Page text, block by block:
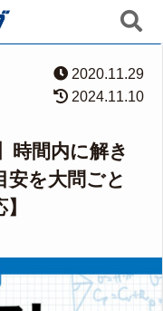
2020.11.29
2024.11.10
時間内に解き
安を大問ごと